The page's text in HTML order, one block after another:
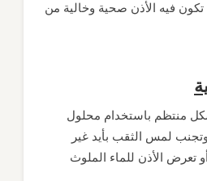
فيه الأذن صحية وخالية من
منتظم باستخدام محلول
لمس الثقب بأيد غير